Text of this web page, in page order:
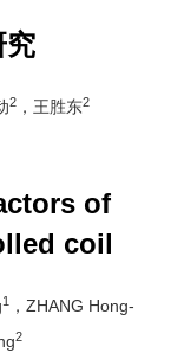
究
2 ，王胜东2
of
coil
1
，ZHANG Hong-
2